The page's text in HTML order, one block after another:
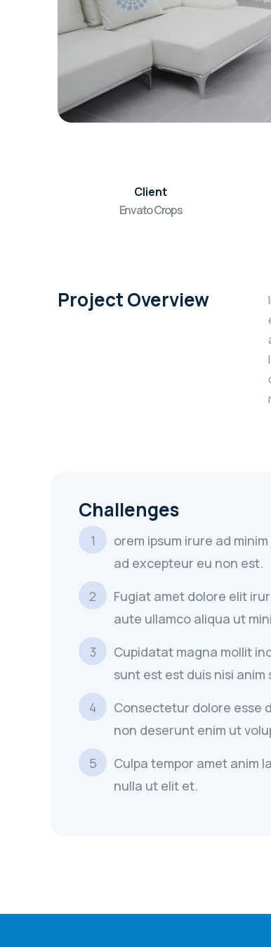
Client
Envato Crops
Project Overview
Challenges
orem ipsum irure ad
ad excepteur eu non est.
Fugiat amet dolore elit
aute ullamco aliqua ut
Cupidatat magna mollit
sunt est est duis nisi anim
Consectetur dolore esse
non deserunt enim ut
Culpa tempor amet anim
nulla ut elit et.